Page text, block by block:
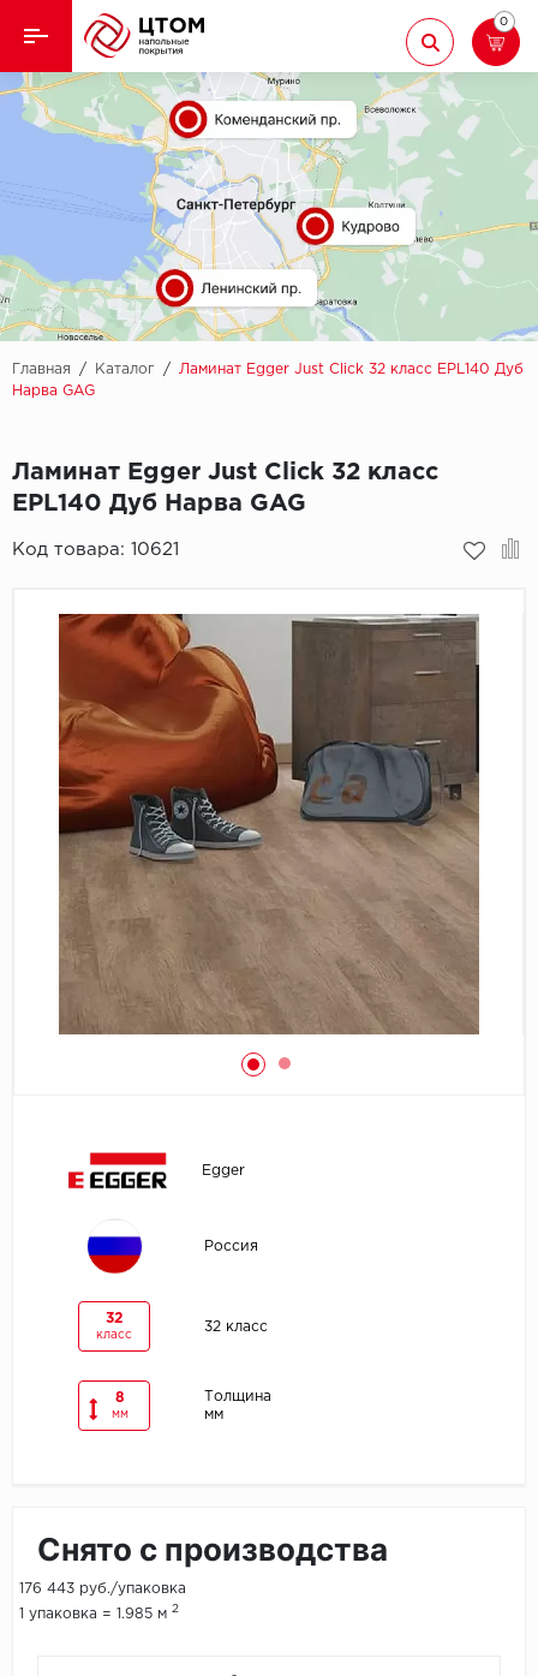
Назад
Кварцвиниловая плитка
Назад
Aberhof
Adelar
Alfa
AllureFloor
Alpine floor
Arbiton
Bonkeel
CorkArt Vinyl
CronaFloor
Damy Floor
Decoria
Dolce Flooring
ECO Parquet
Forbo Allura Click
Ламинат
Ковролин
Линолеум
Паркет
Плинтус
0
Главная / Каталог /
Ламинат Egger Just Click 32 класс EPL140 Дуб
Нарва GAG
Ламинат Egger Just Click 32 класс
EPL140 Дуб Нарва GAG
Код товара: 10621
Egger
Россия
32
класс
32 класс
8
мм
Толщина
мм
Снято с производства
176 443 руб./упаковка
1 упаковка = 1.985 м 2